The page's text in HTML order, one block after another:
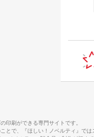
印刷ができる専門サイトです。
で、『ほしい！ノベルティ』で